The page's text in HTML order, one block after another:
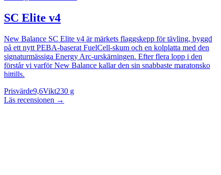
SC Elite v4
New Balance SC Elite v4 är märkets flaggskepp för tävling, byggd
på ett nytt PEBA-baserat FuelCell-skum och en kolplatta med den
signaturmässiga Energy Arc-urskärningen. Efter flera lopp i den
förstår vi varför New Balance kallar den sin snabbaste maratonsko
hittills.
Prisvärde9,6Vikt230 g
Läs recensionen →